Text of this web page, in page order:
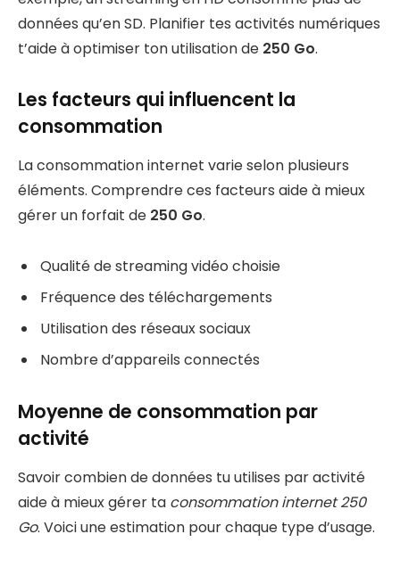
données qu’en SD. Planifier tes activités numériques
t’aide à optimiser ton utilisation de 250 Go.
Les facteurs qui influencent la
consommation
La consommation internet varie selon plusieurs
éléments. Comprendre ces facteurs aide à mieux
gérer un forfait de 250 Go.
Qualité de streaming vidéo choisie
Fréquence des téléchargements
Utilisation des réseaux sociaux
Nombre d’appareils connectés
Moyenne de consommation par
activité
Savoir combien de données tu utilises par activité
aide à mieux gérer ta consommation internet 250
Go. Voici une estimation pour chaque type d’usage.